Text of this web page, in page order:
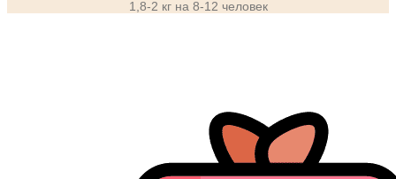
1,8-2 кг на 8-12 человек